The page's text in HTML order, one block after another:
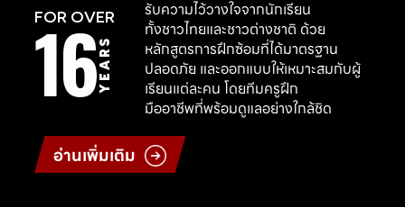
FOR OVER
16YEARS
รับความไว้วางใจจากนักเรียน
ทั้งชาวไทยและชาวต่างชาติ ด้วย
หลักสูตรการฝึกซ้อมที่ได้มาตรฐาน
ปลอดภัย และออกแบบให้เหมาะสมกับผู้
เรียนแต่ละคน โดยทีมครูฝึก
มืออาชีพที่พร้อมดูแลอย่างใกล้ชิด
อ่านเพิ่มเติม